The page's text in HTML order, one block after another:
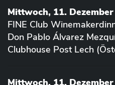
Mittwoch, 11.
FINE Club
Don Pablo Álvarez
Clubhouse Post Lech
Mittwoch, 11.